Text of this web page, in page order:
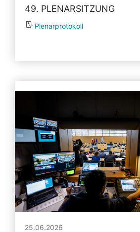
49. PLENARSITZUNG
Plenarprotokoll
25.06.2026